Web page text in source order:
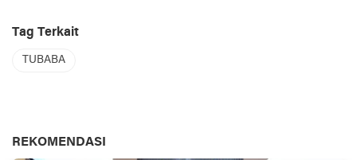
Tag Terkait
TUBABA
REKOMENDASI